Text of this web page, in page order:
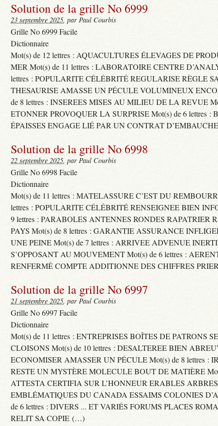
Solution de la grille No 6999
23 septembre 2025, par Paul Courbis
Grille No 6999 Facile
Dictionnaire
Mot(s) de 12 lettres : AQUACULTURES ÉLEVAGES DE
MER Mot(s) de 11 lettres : LABORATOIRE CENTRE
lettres : POPULARITE CÉLÉBRITÉ REGULARISE RÈGLE
THESAURISE AMASSE UN PÉCULE VOLUMINEUX
de 8 lettres : INSEREES MISES AU MILIEU DE LA REVUE
ETONNER PROVOQUER LA SURPRISE Mot(s) de 6 lettres :
ÉPAISSES ENGAGE LIÉ PAR UN CONTRAT
Solution de la grille No 6998
22 septembre 2025, par Paul Courbis
Grille No 6998 Facile
Dictionnaire
Mot(s) de 11 lettres : MATELASSURE C’EST DU
lettres : POPULARITE CÉLÉBRITÉ RENSEIGNEE BIEN
9 lettres : PARABOLES ANTENNES RONDES RAPATRIER
PAYS Mot(s) de 8 lettres : GARANTIE ASSURANCE
UNE PEINE Mot(s) de 7 lettres : ARRIVEE ADVENUE
S’OPPOSANT AU MOUVEMENT Mot(s) de 6 lettres :
RENFERMÉ COMPTE ADDITIONNE DES CHIFFRES
Solution de la grille No 6997
21 septembre 2025, par Paul Courbis
Grille No 6997 Facile
Dictionnaire
Mot(s) de 11 lettres : ENTREPRISES BOÎTES DE PATRONS
CLOISONS Mot(s) de 10 lettres : DESALTEREE BIEN
ECONOMISER AMASSER UN PÉCULE Mot(s) de 8 lettres :
RESTE UN MYSTÈRE MOLECULE BOUT DE MATIÈRE
ATTESTA CERTIFIA SUR L’HONNEUR ERABLES ARBRES
EMBLÉMATIQUES DU CANADA ESSAIMS COLONIES
de 6 lettres : DIVERS ... ET VARIÉS FORUMS PLACES
RELIT SA COPIE (…)